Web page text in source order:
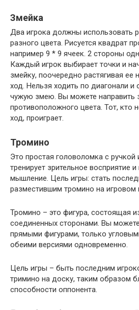
Змейка
Два игрока должны использовать
разного цвета. Рисуется квадрат
например 9 * 9 ячеек. 2 стороны
Каждый игрок выбирает точки и
змейку, поочередно растягивая ее
ход. Нельзя ходить по диагонали
чужую змею. Вы можете направить
противоположного цвета. Тот, кто
ход, проиграет.
Тромино
Это простая головоломка с ручкой
тренирует зрительное восприятие
мышление. Цель игры: стать
разместившим тромино на игровом
Тромино – это фигура, состоящая
соединенных сторонами. Вы
прямыми фигурами, только
обеими версиями одновременно.
Цель игры – быть последним
тримино на доску, таким образом
способности оппонента.